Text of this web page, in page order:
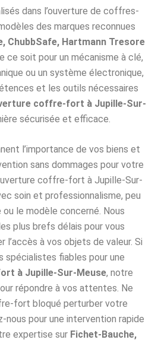
dans l’ouverture de coffres-
des marques reconnues
ChubbSafe, Hartmann Tresore
ce soit pour un mécanisme à clé,
ou un système électronique,
et les outils nécessaires
coffre-fort à Jupille-Sur-
sécurisée et efficace.
l’importance de vos biens et
sans dommages pour votre
coffre-fort à Jupille-Sur-
soin et professionnalisme, peu
le modèle concerné. Nous
plus brefs délais pour vous
à vos objets de valeur. Si
spécialistes fiables pour une
à Jupille-Sur-Meuse, notre
répondre à vos attentes. Ne
fort bloqué perturber votre
pour une intervention rapide
expertise sur Fichet-Bauche,